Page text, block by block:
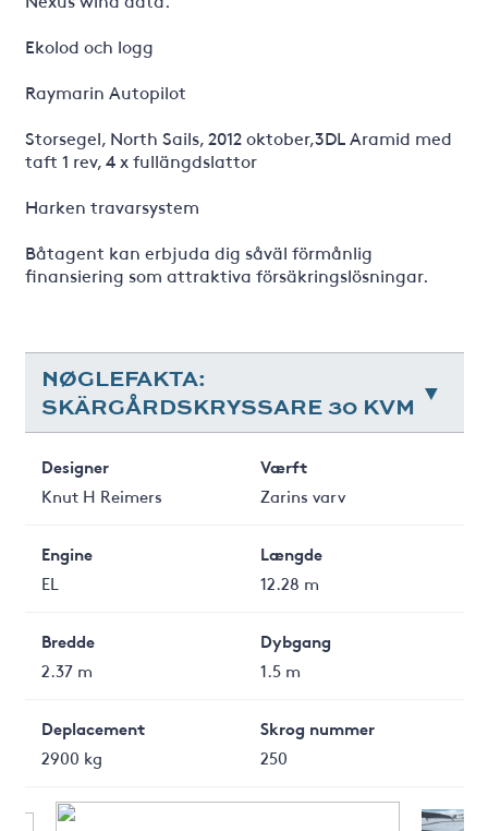
Ekolod och logg
Raymarin Autopilot
Storsegel, North Sails, 2012 oktober,3DL Aramid med
taft 1 rev, 4 x fullängdslattor
Harken travarsystem
Båtagent kan erbjuda dig såväl förmånlig
finansiering som attraktiva försäkringslösningar.
NØGLEFAKTA:
SKÄRGÅRDSKRYSSARE 30 KVM
Designer
Knut H Reimers
Værft
Zarins varv
Engine
EL
Længde
12.28 m
Bredde
2.37 m
Dybgang
1.5 m
Deplacement
2900 kg
Skrog nummer
250